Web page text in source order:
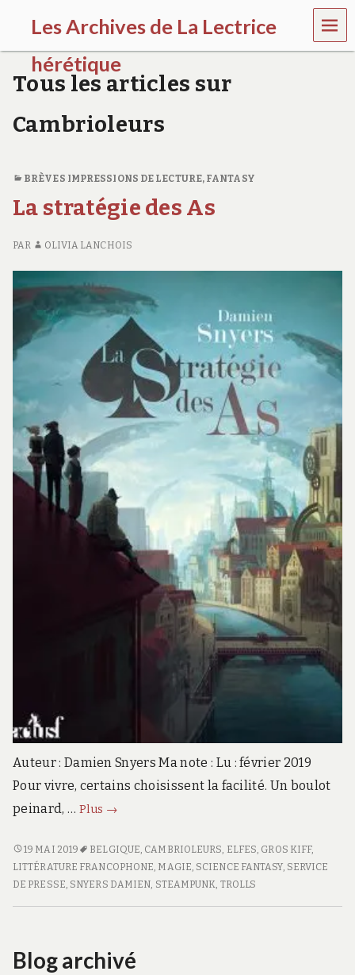
Les Archives de La Lectrice
hérétique
(
0
-
2
0
2
)
MEN
U
Tous les articles sur
Cambrioleurs
BRÈVES IMPRESSIONS DE LECTURE, FANTASY
La stratégie des As
PAR OLIVIA LANCHOIS
Auteur : Damien Snyers Ma note : Lu : février 2019
Pour vivre, certains choisissent la facilité. Un boulot
peinard, … Plus La
des
As
→
LA
STRATÉGIE
DES
19 MAI 2019 BELGIQUE, CAMBRIOLEURS, ELFES, GROS KIFF,
LITTÉRATURE FRANCOPHONE, MAGIE, SCIENCE FANTASY, SERVICE
DE PRESSE, SNYERS DAMIEN, STEAMPUNK, TROLLS
Blog archivé